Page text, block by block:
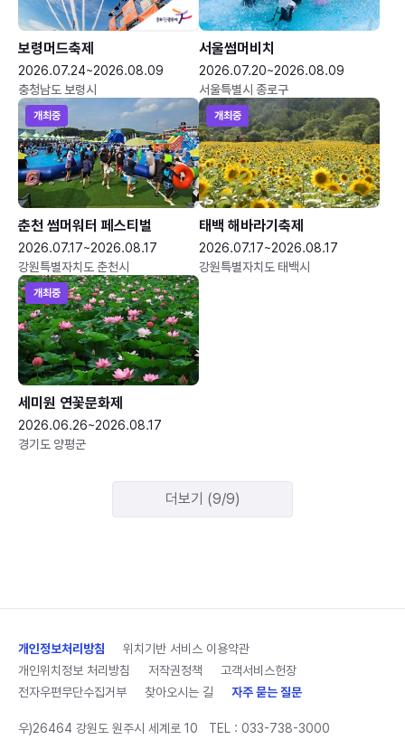
보령머드축제
2026.07.24~2026.08.09
충청남도 보령시
서울썸머비치
2026.07.20~2026.08.09
서울특별시 종로구
개최중
춘천 썸머워터 페스티벌
2026.07.17~2026.08.17
강원특별자치도 춘천시
개최중
태백 해바라기축제
2026.07.17~2026.08.17
강원특별자치도 태백시
개최중
세미원 연꽃문화제
2026.06.26~2026.08.17
경기도 양평군
더보기 (9/9)
개인정보처리방침
위치기반 서비스 이용약관
개인위치정보 처리방침
저작권정책
고객서비스헌장
전자우편무단수집거부
찾아오시는 길 자주 묻는 질문
우)26464 강원도 원주시 세계로 10 TEL : 033-738-3000